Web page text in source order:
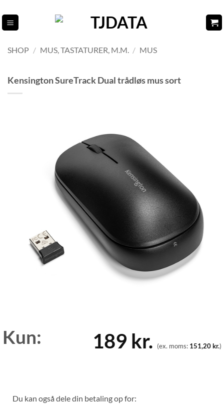
til
indhold
SHOP / MUS, TASTATURER, M.M. / MUS
Kensington SureTrack Dual trådløs mus sort
Kun: 189 kr. (ex. moms: 151,20kr.)
Du kan også dele din betaling op for: